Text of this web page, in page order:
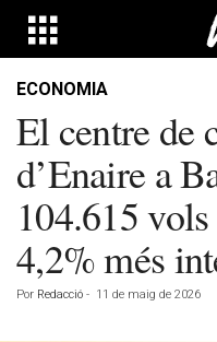
ECONOMIA
El centre de
d’Enaire a
104.615
4,2% més
Por Redacció - 11 de maig de 2026